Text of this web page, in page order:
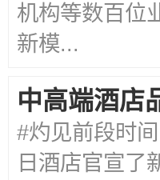
机构等数百位
新模...
中高端酒店
#灼见前段时
日酒店官宣